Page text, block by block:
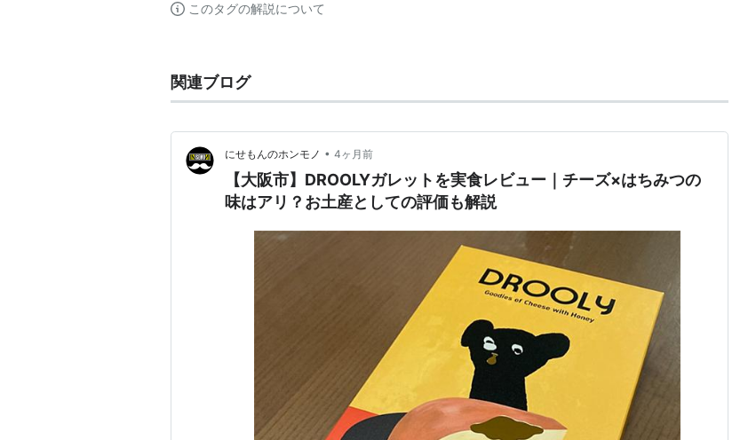
このタグの解説について
関連ブログ
にせもんのホンモノ • 4ヶ月前
【大阪市】DROOLYガレットを実食レビュー｜チーズ×はちみつの
味はアリ？お土産としての評価も解説